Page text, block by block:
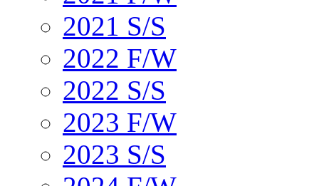
2021 S/S
2022 F/W
2022 S/S
2023 F/W
2023 S/S